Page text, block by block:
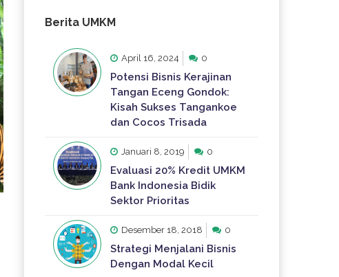
Berita UMKM
April 16, 2024 0
Potensi Bisnis Kerajinan
Tangan Eceng Gondok:
Kisah Sukses Tangankoe
dan Cocos Trisada
Januari 8, 2019 0
Evaluasi 20% Kredit UMKM
Bank Indonesia Bidik
Sektor Prioritas
Desember 18, 2018 0
Strategi Menjalani Bisnis
Dengan Modal Kecil